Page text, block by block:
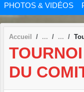
PHOTOS & VIDÉOS
Accueil
DU